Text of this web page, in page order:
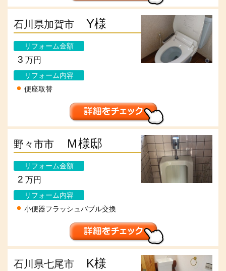
石川県加賀市 Y様
リフォーム金額
3 万円
リフォーム内容
便座取替
野々市市 Ｍ様邸
リフォーム金額
2 万円
リフォーム内容
小便器フラッシュバブル交換
石川県七尾市 K様